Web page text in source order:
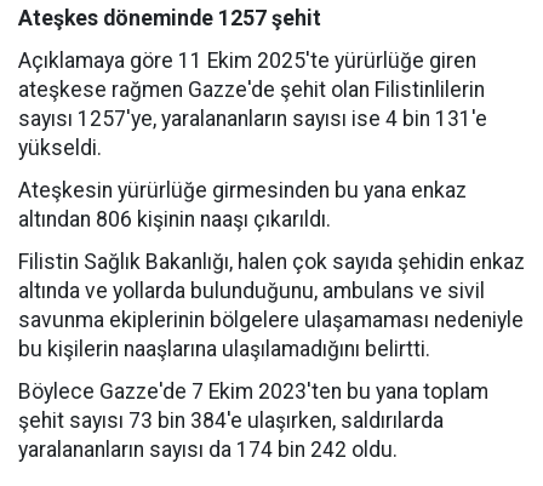
Ateşkes döneminde 1257 şehit
Açıklamaya göre 11 Ekim 2025'te yürürlüğe giren
ateşkese rağmen Gazze'de şehit olan Filistinlilerin
sayısı 1257'ye, yaralananların sayısı ise 4 bin 131'e
yükseldi.
Ateşkesin yürürlüğe girmesinden bu yana enkaz
altından 806 kişinin naaşı çıkarıldı.
Filistin Sağlık Bakanlığı, halen çok sayıda şehidin enkaz
altında ve yollarda bulunduğunu, ambulans ve sivil
savunma ekiplerinin bölgelere ulaşamaması nedeniyle
bu kişilerin naaşlarına ulaşılamadığını belirtti.
Böylece Gazze'de 7 Ekim 2023'ten bu yana toplam
şehit sayısı 73 bin 384'e ulaşırken, saldırılarda
yaralananların sayısı da 174 bin 242 oldu.